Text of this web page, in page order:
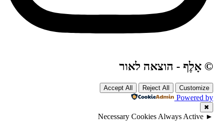
© אָלֶף - הוצאה לאור
Customize
Reject All
Accept All
Powered by
✖
►
Necessary Cookies Always Active